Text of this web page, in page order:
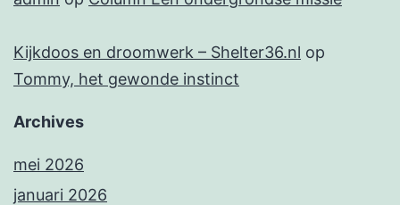
Kijkdoos en droomwerk – Shelter36.nl op
Tommy, het gewonde instinct
Archives
mei 2026
januari 2026